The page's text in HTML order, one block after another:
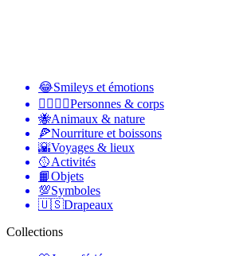
😂Smileys et émotions
👩‍❤️‍💋‍👨Personnes & corps
🐝Animaux & nature
🍕Nourriture et boissons
🌇Voyages & lieux
🥎Activités
📙Objets
💯Symboles
🇺🇸Drapeaux
Collections